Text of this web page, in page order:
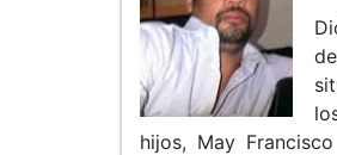
hijos, May